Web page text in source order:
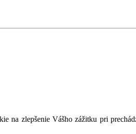
na zlepšenie Vášho zážitku pri